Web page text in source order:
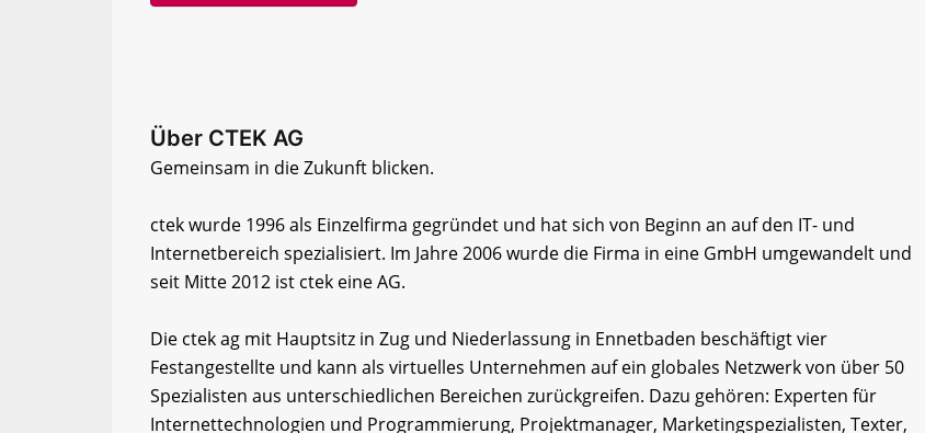
Über CTEK AG
Gemeinsam in die Zukunft blicken.
ctek wurde 1996 als Einzelfirma gegründet und hat sich von Beginn an auf den IT- und
Internetbereich spezialisiert. Im Jahre 2006 wurde die Firma in eine GmbH umgewandelt und
seit Mitte 2012 ist ctek eine AG.
Die ctek ag mit Hauptsitz in Zug und Niederlassung in Ennetbaden beschäftigt vier
Festangestellte und kann als virtuelles Unternehmen auf ein globales Netzwerk von über 50
Spezialisten aus unterschiedlichen Bereichen zurückgreifen. Dazu gehören: Experten für
Internettechnologien und Programmierung, Projektmanager, Marketingspezialisten, Texter,